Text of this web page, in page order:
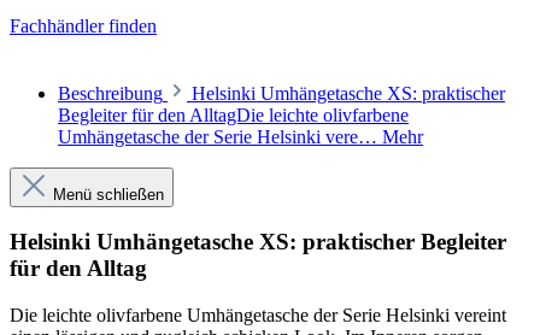
Fachhändler finden
Beschreibung
Helsinki Umhängetasche XS: praktischer
Begleiter für den AlltagDie leichte olivfarbene
Umhängetasche der Serie Helsinki vere… Mehr
Menü schließen
Helsinki Umhängetasche XS: praktischer Begleiter
für den Alltag
Die leichte olivfarbene Umhängetasche der Serie Helsinki vereint